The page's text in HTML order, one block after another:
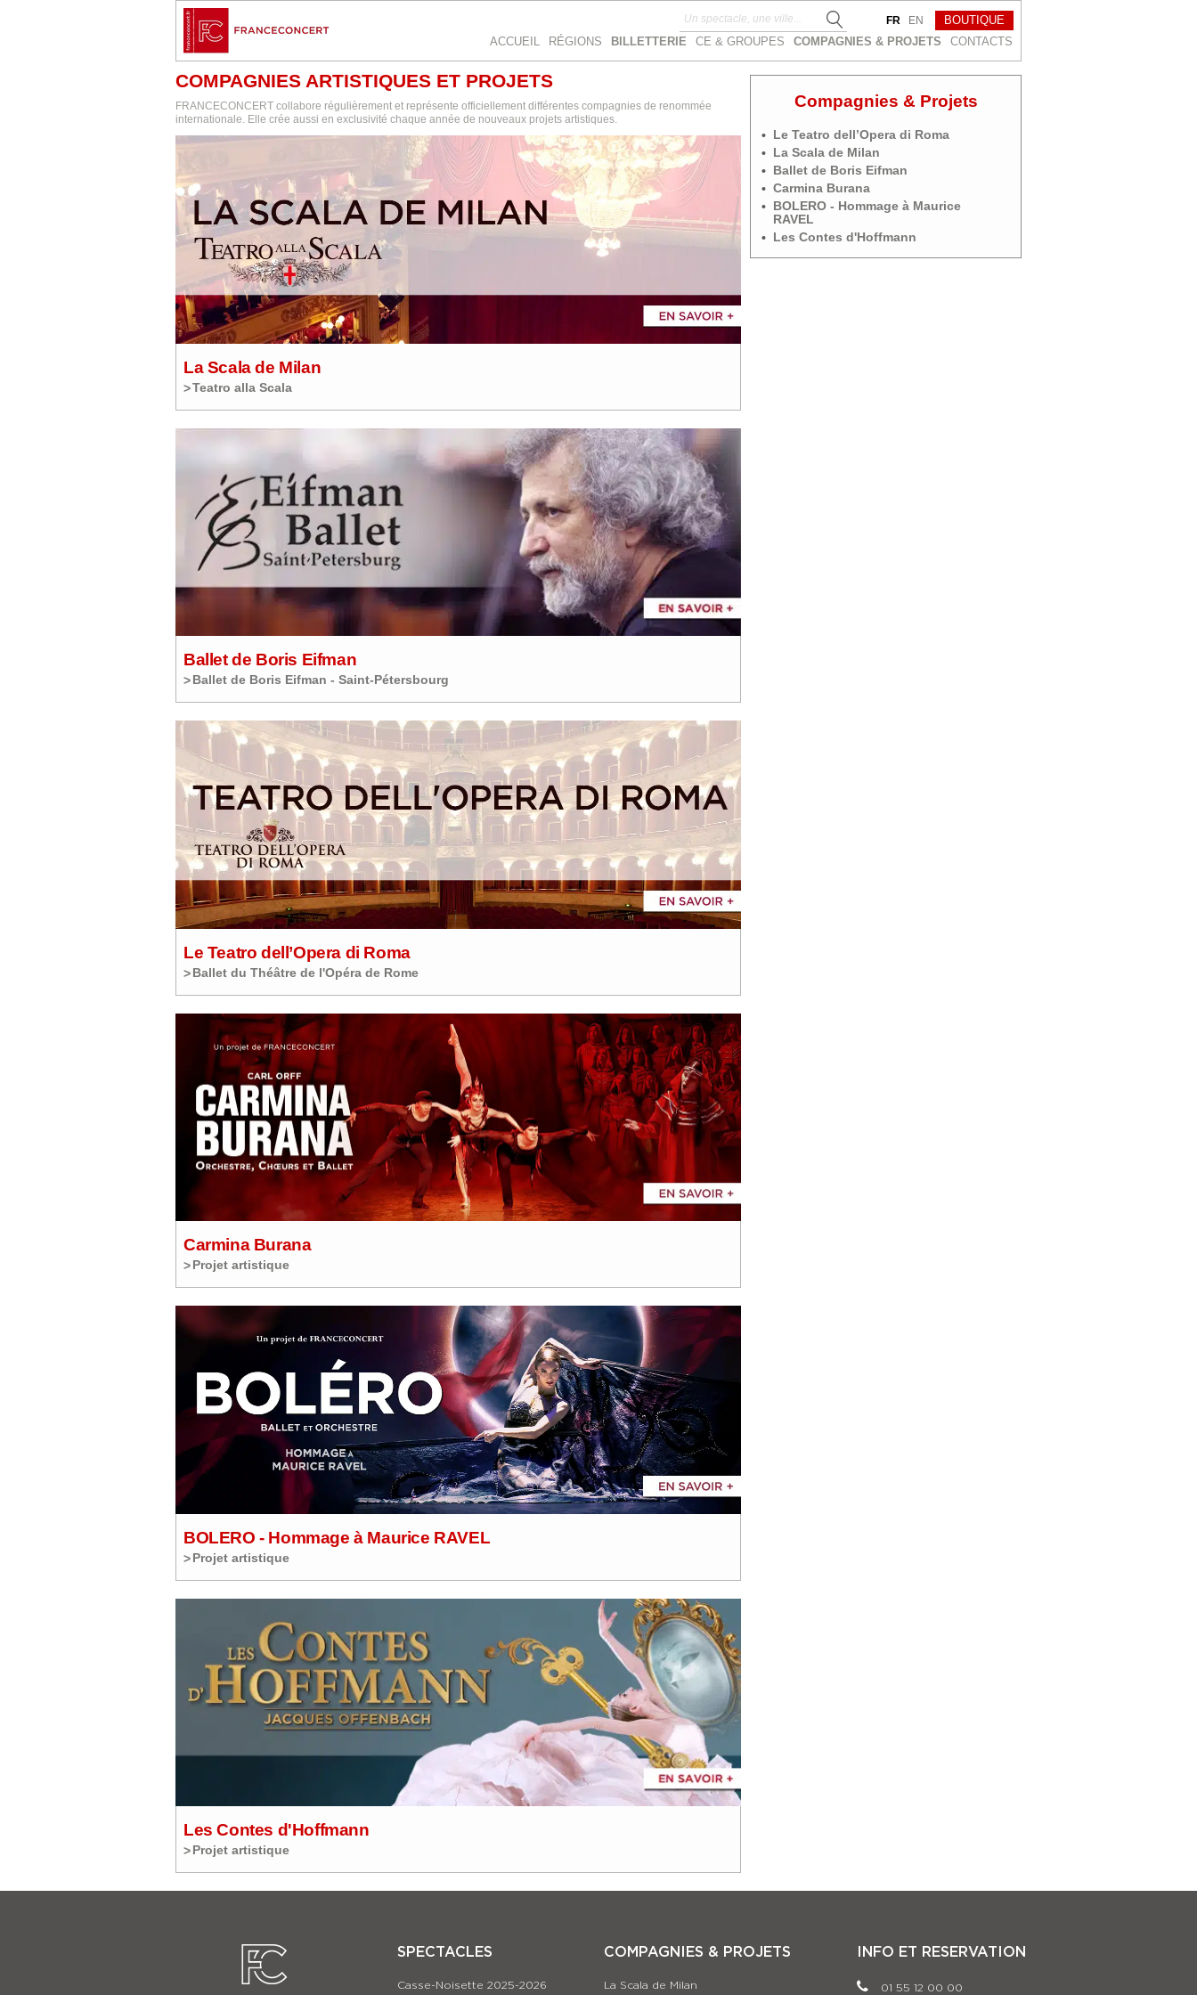
ACCUEIL RÉGIONS BILLETTERIE CE & GROUPES COMPAGNIES & PROJETS CONTACTS
FR EN BOUTIQUE
Compagnies & Projets
Le Teatro dell’Opera di Roma
La Scala de Milan
Ballet de Boris Eifman
Carmina Burana
BOLERO - Hommage à Maurice
RAVEL
Les Contes d'Hoffmann
COMPAGNIES ARTISTIQUES ET PROJETS
FRANCECONCERT collabore régulièrement et représente officiellement différentes compagnies de renommée
internationale. Elle crée aussi en exclusivité chaque année de nouveaux projets artistiques.
La Scala de Milan
Teatro alla Scala
Ballet de Boris Eifman
Ballet de Boris Eifman - Saint-Pétersbourg
Le Teatro dell’Opera di Roma
Ballet du Théâtre de l'Opéra de Rome
Carmina Burana
Projet artistique
BOLERO - Hommage à Maurice RAVEL
Projet artistique
Les Contes d'Hoffmann
Projet artistique
SPECTACLES
Casse-Noisette 2025-2026
COMPAGNIES & PROJETS
La Scala de Milan
INFO ET RESERVATION
01 55 12 00 00